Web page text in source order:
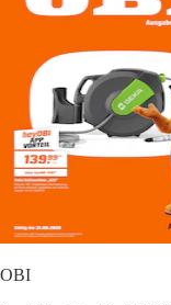
OBI